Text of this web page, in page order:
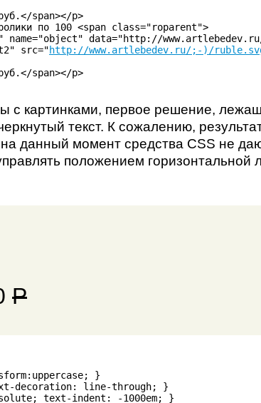
span></p>
по 100 <span class="roparent">
name="object" data="http://
src="
http://www.artlebedev.ru/;-)/
span></p>
с картинками, первое решение,
текст. К сожалению,
данный момент средства CSS не
положением горизонтальной
P
}
decoration: line-through; }
text-indent: -1000em; }